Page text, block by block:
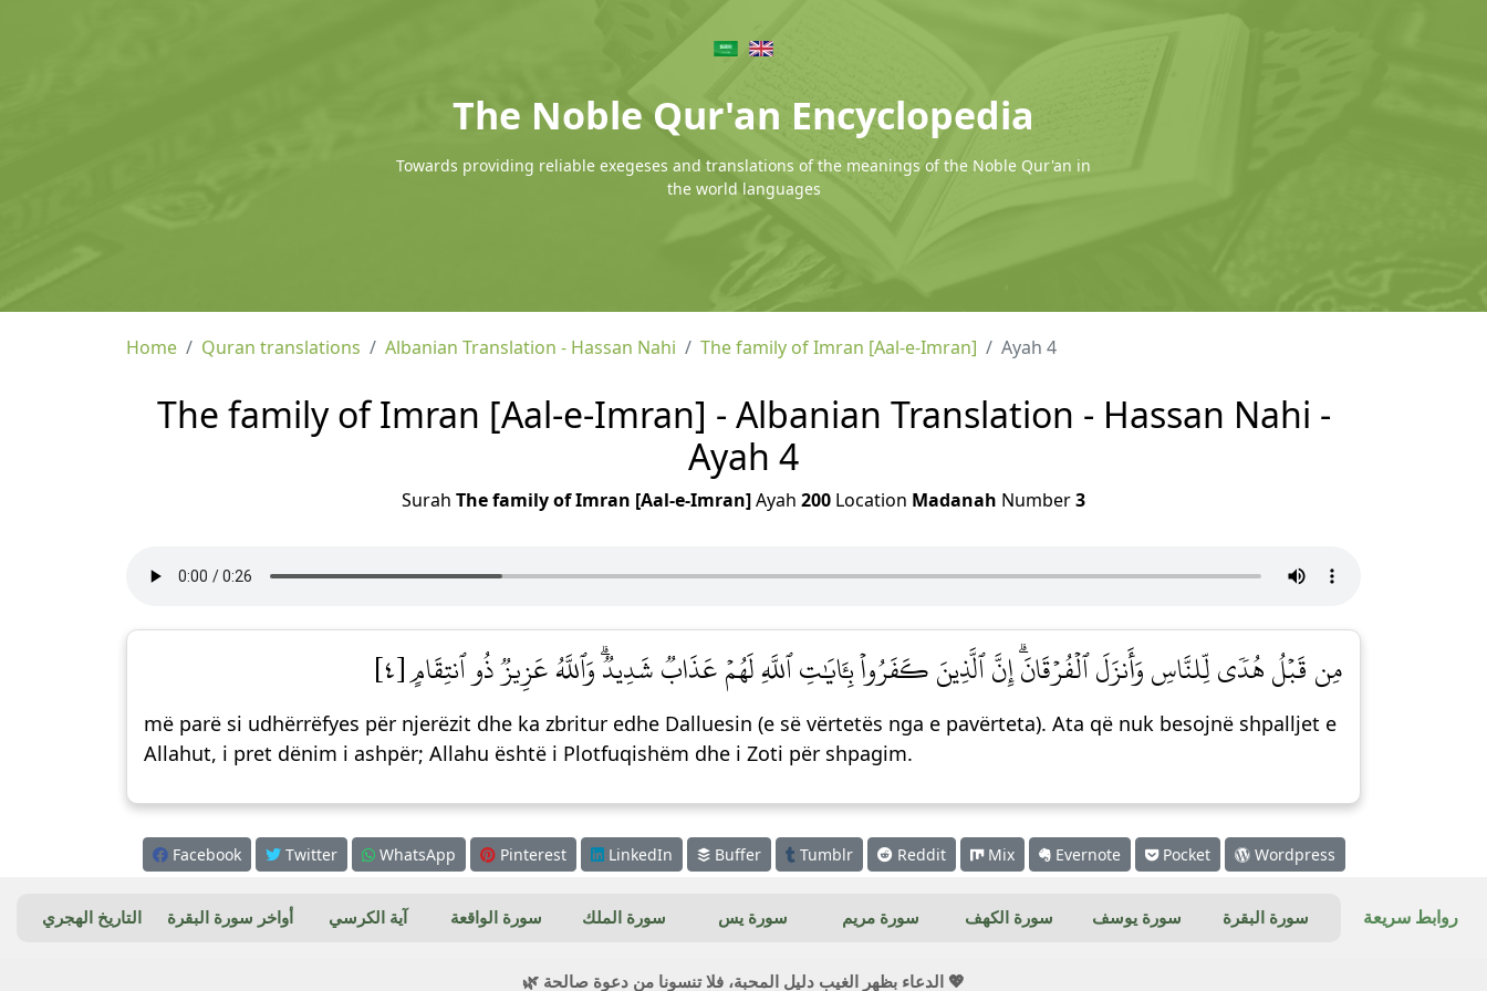
The Noble Qur'an Encyclopedia
Towards providing reliable exegeses and translations of the meanings of the Noble Qur'an in
the world languages
Home Quran translations Albanian Translation - Hassan Nahi The family of Imran [Aal-e-Imran] Ayah 4
The family of Imran [Aal-e-Imran] - Albanian Translation - Hassan Nahi -
Ayah 4
Surah The family of Imran [Aal-e-Imran]Ayah 200 Location Madanah Number3
مِن قَبۡلُ هُدٗى لِّلنَّاسِ وَأَنزَلَ ٱلۡفُرۡقَانَۗ إِنَّ ٱلَّذِينَ كَفَرُواْ بِـَٔايَٰتِ ٱللَّهِ لَهُمۡ عَذَابٞ شَدِيدٞۗ وَٱللَّهُ عَزِيزٞ ذُو ٱنتِقَامٍ [٤]
më parë si udhërrëfyes për njerëzit dhe ka zbritur edhe Dalluesin (e së vërtetës nga e pavërteta). Ata që nuk besojnë shpalljet e
Allahut, i pret dënim i ashpër; Allahu është i Plotfuqishëm dhe i Zoti për shpagim.
Facebook Twitter WhatsApp Pinterest LinkedIn Buffer Tumblr Reddit Mix Evernote Pocket Wordpress
روابط سريعة سورة البقرة سورة يوسف سورة الكهف سورة مريم سورة يس سورة الملك سورة الواقعة آية الكرسي أواخر سورة البقرة التاريخ الهجري
💖 الدعاء بظهر الغيب دليل المحبة، فلا تنسونا من دعوة صالحة 🌿